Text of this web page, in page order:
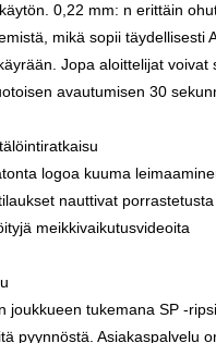
0,22 mm: n erittäin
mikä sopii täydellisesti
Jopa aloittelijat voivat
avautumisen 30
logoa kuuma
nauttivat
meikkivaikutusvideoita
joukkueen tukemana SP -
pyynnöstä. Asiakaspalvelu